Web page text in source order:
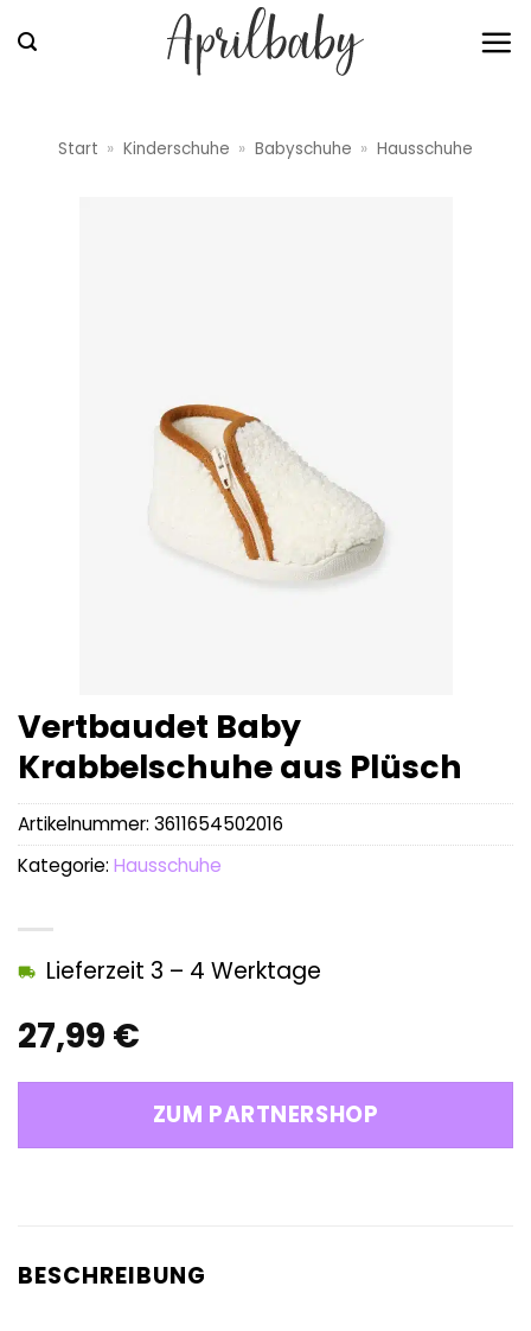
Inhalt
Start » Kinderschuhe » Babyschuhe » Hausschuhe
Vertbaudet Baby
Krabbelschuhe aus Plüsch
27,99 €
Lieferzeit 3 – 4 Werktage
ZUM PARTNERSHOP
Artikelnummer: 3611654502016
Kategorie: Hausschuhe
BESCHREIBUNG